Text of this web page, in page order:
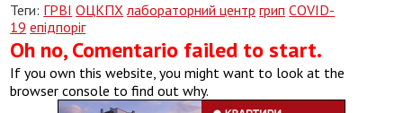
Теги: ГРВІ ОЦКПХ лабораторний центр грип COVID-
19 епідпоріг
Oh no, Comentario failed to start.
If you own this website, you might want to look at the
browser console to find out why.